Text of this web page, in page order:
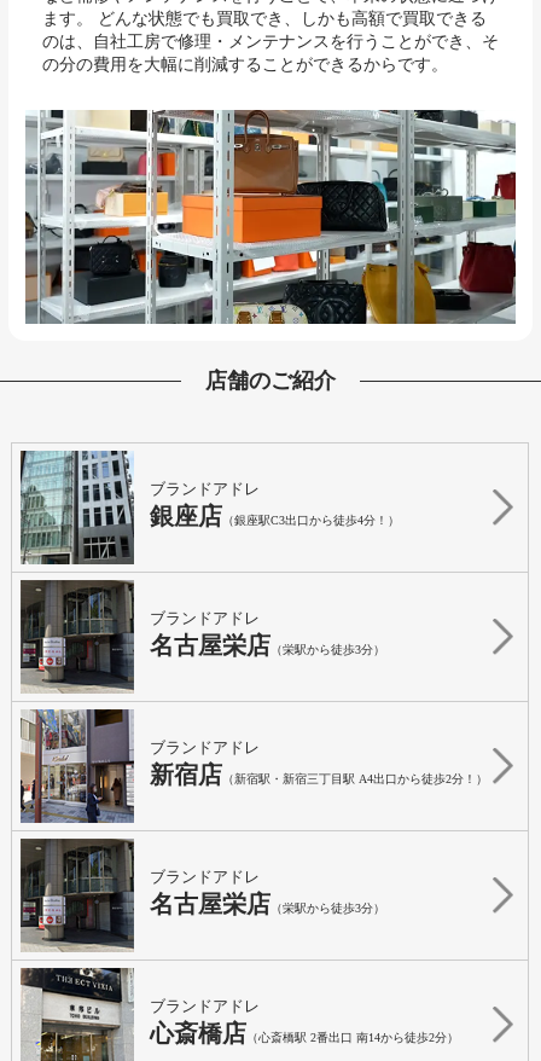
ます。 どんな状態でも買取でき、しかも高額で買取できる
のは、自社工房で修理・メンテナンスを行うことができ、そ
の分の費用を大幅に削減することができるからです。
店舗のご紹介
ブランドアドレ
銀座店 （銀座駅C3出口から徒歩4分！）
ブランドアドレ
名古屋栄店 （栄駅から徒歩3分）
ブランドアドレ
新宿店 （新宿駅・新宿三丁目駅 A4出口から徒歩2分！）
ブランドアドレ
名古屋栄店 （栄駅から徒歩3分）
ブランドアドレ
心斎橋店 （心斎橋駅 2番出口 南14から徒歩2分）